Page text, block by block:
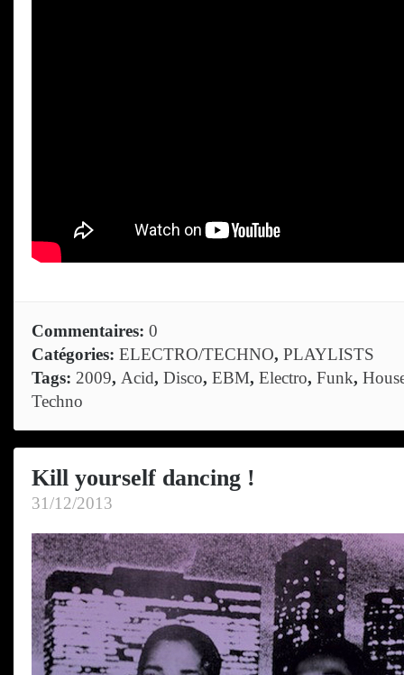
Commentaires: 0
Catégories: ELECTRO/TECHNO, PLAYLISTS
Tags: 2009, Acid, Disco, EBM, Electro, Funk,
Techno
Kill yourself dancing !
31/12/2013